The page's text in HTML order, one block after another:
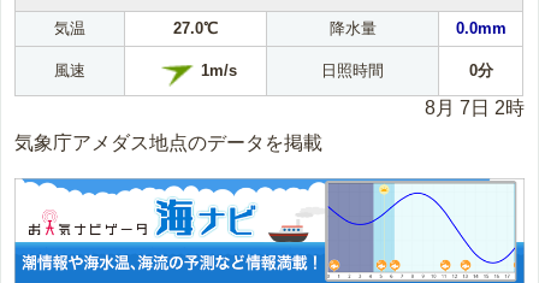
気温 27.0℃ 降水量 0.0mm
風速 1m/s 日照時間 0分
8月 7日 2時
気象庁アメダス地点のデータを掲載